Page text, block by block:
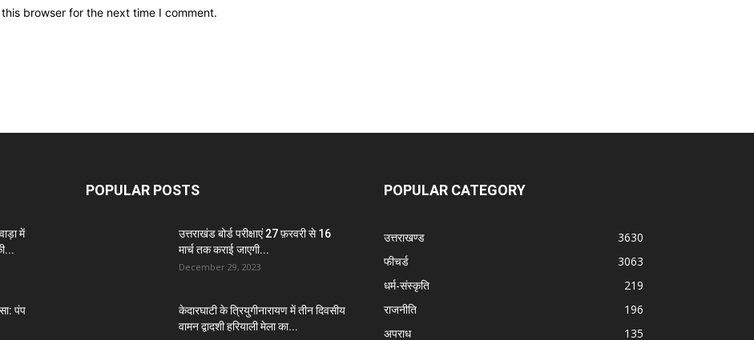
browser for the next time I comment.
में
पंप
POPULAR POSTS
उत्तराखंड बोर्ड परीक्षाएं 27 फ़रवरी से 16
मार्च तक कराई जाएगी...
December 29, 2023
केदारघाटी के त्रियुगीनारायण में तीन दिवसीय
वामन द्वादशी हरियाली मेला का...
POPULAR CATEGORY
उत्तराखण्ड
3630
फीचर्ड
3063
धर्म-संस्कृति
219
राजनीति
196
अपराध
135